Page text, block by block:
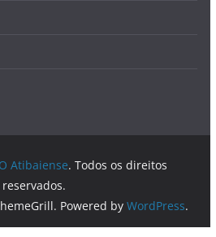
O Atibaiense. Todos os direitos
reservados.
Powered by WordPress.